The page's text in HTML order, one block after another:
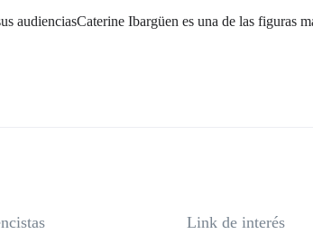
audiencias​ Caterine Ibargüen es una de las figuras
Link de interés